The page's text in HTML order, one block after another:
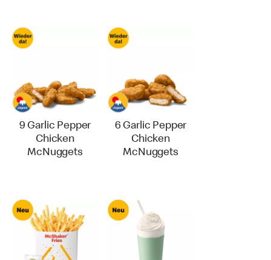
9 Garlic Pepper
Chicken
McNuggets
6 Garlic Pepper
Chicken
McNuggets